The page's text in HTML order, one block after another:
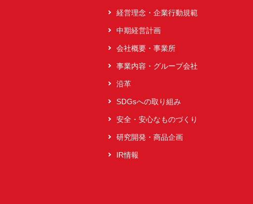
経営理念・企業行動規範
中期経営計画
会社概要・事業所
事業内容・グループ会社
沿革
SDGsへの取り組み
安全・安心なものづくり
研究開発・商品企画
IR情報